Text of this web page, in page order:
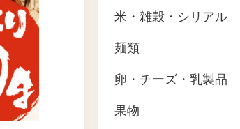
米・雑穀・シリアル
麺類
卵・チーズ・乳製品
果物